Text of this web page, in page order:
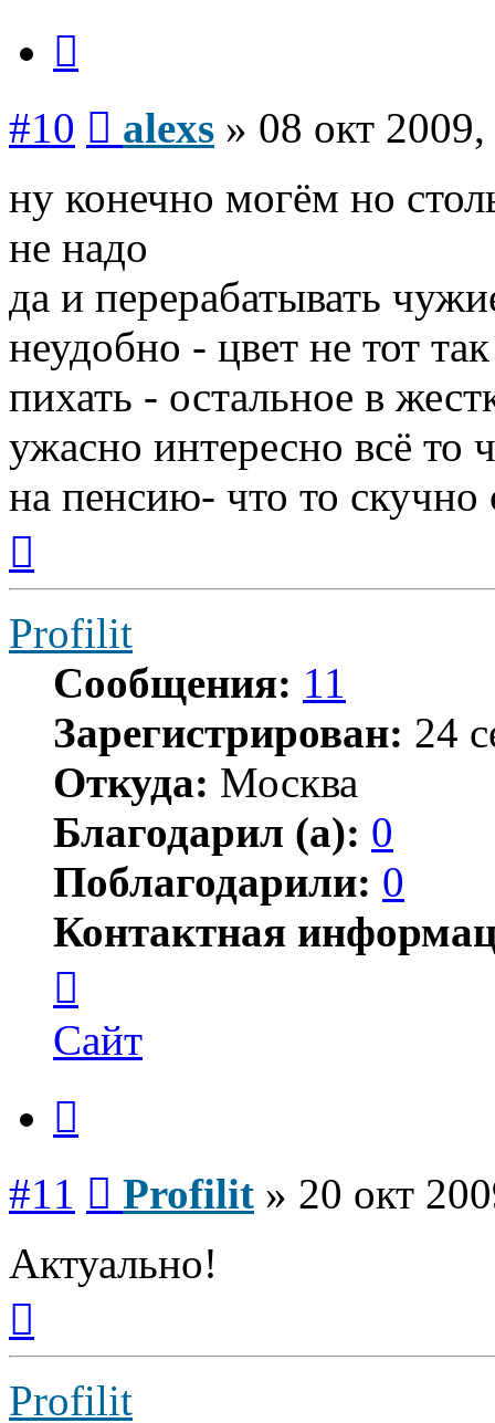
#10 alexs » 08 окт
ну конечно могём но
не надо
да и перерабатывать
неудобно - цвет не тот
пихать - остальное в
ужасно интересно всё то
на пенсию- что то скучно
началу
Profilit
Сообщения: 11
Зарегистрирован: 24
Откуда: Москва
Благодарил (а): 0
Поблагодарили: 0
Контактная
пользователя
Profilit
Сайт
#11 Profilit » 20 окт
Актуально!
началу
Profilit